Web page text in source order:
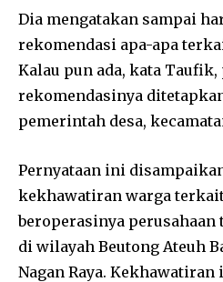
Dia mengatakan sampai
rekomendasi apa-apa
Kalau pun ada, kata Taufik,
rekomendasinya
pemerintah desa,
Pernyataan ini
kekhawatiran warga
beroperasinya perusahaan
di wilayah Beutong Ateuh
Nagan Raya.